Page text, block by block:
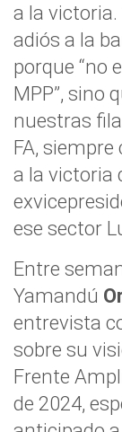
a la victoria.
adiós a la
porque “no
MPP”, sino
nuestras
FA,
a la victoria
ese sector
Entre
Yamandú
entrevista
sobre su
Frente
de 2024,